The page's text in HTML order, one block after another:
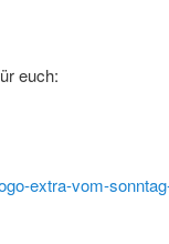
euch:
extra-vom-